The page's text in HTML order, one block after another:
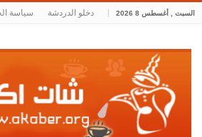
السبت , أغسطس 8 2026 دخلو الدردشة سياسة